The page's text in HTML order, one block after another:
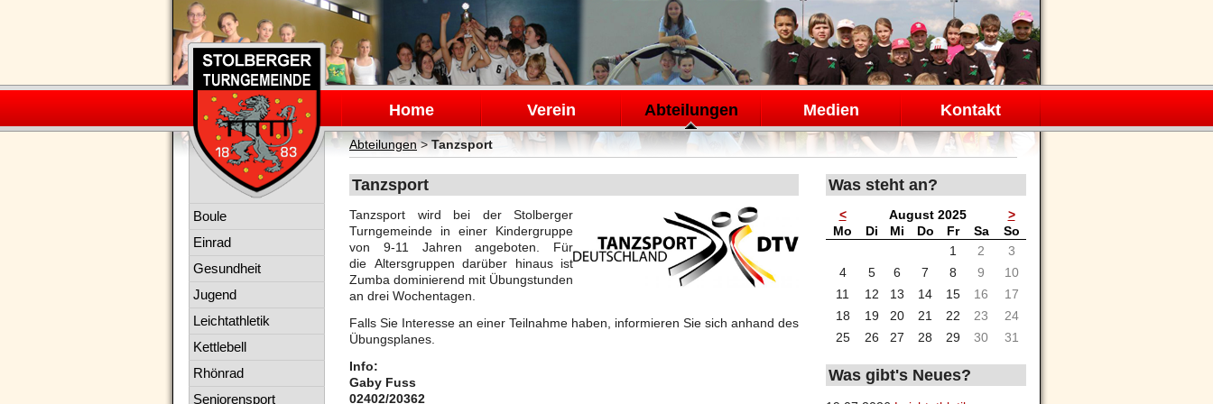
Navigation
überspringen
Home Verein Abteilungen Medien Kontakt
Abteilungen>Tanzsport
Tanzsport
Tanzsport wird bei der Stolberger
Turngemeinde in einer Kindergruppe
von 9-11 Jahren angeboten. Für
die Altersgruppen darüber hinaus ist
Zumba dominierend mit Übungstunden
an drei Wochentagen.
Falls Sie Interesse an einer Teilnahme haben, informieren Sie sich anhand des
Übungsplanes.
Info:
Gaby Fuss
02402/20362
Navigation
Boule
Einrad
Gesundheit
Jugend
Leichtathletik
Kettlebell
Rhönrad
Seniorensport
Was steht an?
< August 2025
>
Mo ntag
Di enstag
Mi ttwoch
Donnerstag
Freitag
Samstag
Sonntag
1
2
3
4
5 6 7 8 9
10
11
12 13 14 15 16
17
18
19 20 21 22 23
24
25
26 27 28 29 30 31
Was gibt's Neues?